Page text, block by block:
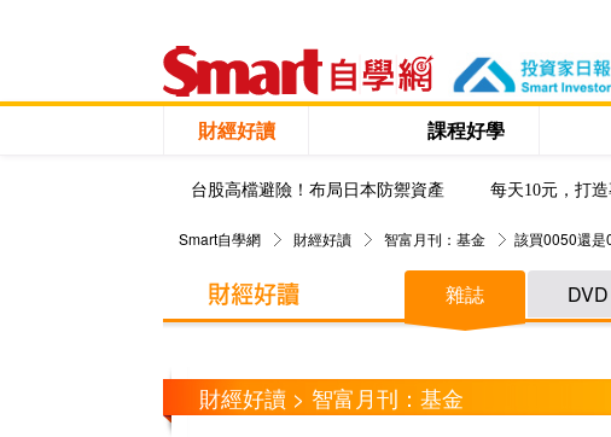
財經好讀 課程好學
台股高檔避險！布局日本防禦資產 每天10元，打
Smart自學網 財經好讀 智富月刊：基金 該買0050還是
雜誌 DVD
財經好讀 > 智富月刊：基金